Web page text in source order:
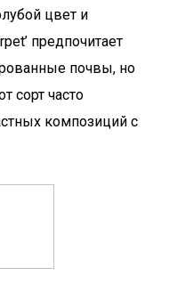
цвет и
предпочитает
почвы, но
сорт часто
композиций с